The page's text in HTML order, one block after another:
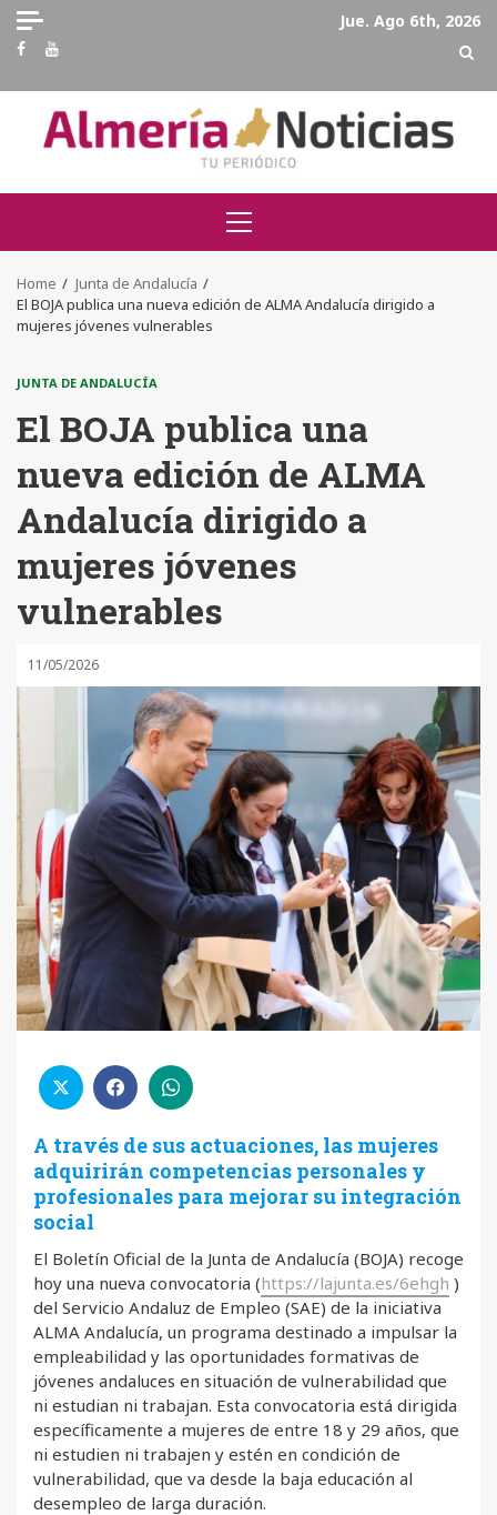
Skip
content
Jue. Ago 6th, 2026
Facebook
Youtube
Primary
Menu
Home
Junta de Andalucía
El BOJA publica una nueva edición de ALMA Andalucía dirigido a
mujeres jóvenes vulnerables
JUNTA DE ANDALUCÍA
El BOJA publica una
nueva edición de ALMA
Andalucía dirigido a
mujeres jóvenes
vulnerables
11/05/2026
A través de sus actuaciones, las mujeres
adquirirán competencias personales y
profesionales para mejorar su integración
social
El Boletín Oficial de la Junta de Andalucía (BOJA) recoge
hoy una nueva convocatoria (https://lajunta.es/6ehgh )
del Servicio Andaluz de Empleo (SAE) de la iniciativa
ALMA Andalucía, un programa destinado a impulsar la
empleabilidad y las oportunidades formativas de
jóvenes andaluces en situación de vulnerabilidad que
ni estudian ni trabajan. Esta convocatoria está dirigida
específicamente a mujeres de entre 18 y 29 años, que
ni estudien ni trabajen y estén en condición de
vulnerabilidad, que va desde la baja educación al
desempleo de larga duración.